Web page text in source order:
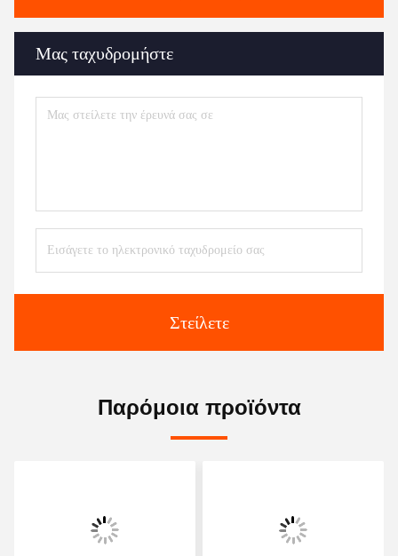
Μας ταχυδρομήστε
Στείλετε
Παρόμοια προϊόντα